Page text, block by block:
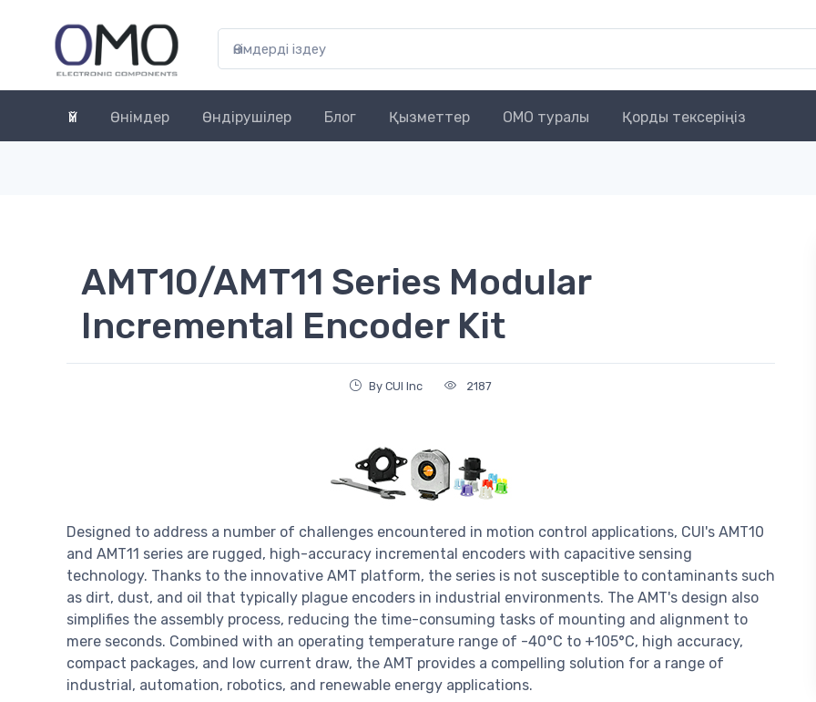
Үй Өнімдер Өндірушілер Блог Қызметтер OMO туралы Қорды тексеріңіз
AMT10/AMT11 Series Modular
Incremental Encoder Kit
By CUI Inc 2187
Designed to address a number of challenges encountered in motion control applications, CUI's AMT10
and AMT11 series are rugged, high-accuracy incremental encoders with capacitive sensing
technology. Thanks to the innovative AMT platform, the series is not susceptible to contaminants such
as dirt, dust, and oil that typically plague encoders in industrial environments. The AMT's design also
simplifies the assembly process, reducing the time-consuming tasks of mounting and alignment to
mere seconds. Combined with an operating temperature range of -40°C to +105°C, high accuracy,
compact packages, and low current draw, the AMT provides a compelling solution for a range of
industrial, automation, robotics, and renewable energy applications.